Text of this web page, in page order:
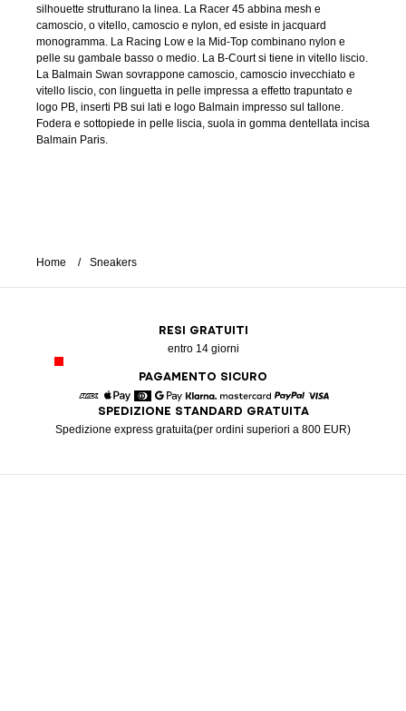
silhouette strutturano la linea. La Racer 45 abbina mesh e
camoscio, o vitello, camoscio e nylon, ed esiste in jacquard
monogramma. La Racing Low e la Mid-Top combinano nylon e
pelle su gambale basso o medio. La B-Court si tiene in vitello liscio.
La Balmain Swan sovrappone camoscio, camoscio invecchiato e
vitello liscio, con linguetta in pelle impressa a effetto trapuntato e
logo PB, inserti PB sui lati e logo Balmain impresso sul tallone.
Fodera e sottopiede in pelle liscia, suola in gomma dentellata incisa
Balmain Paris.
Home Sneakers
RESI GRATUITI
entro 14 giorni
PAGAMENTO SICURO
American Express
Apple Pay
DinersGoogle Pay
Klarna MastercardPaypal
SPEDIZIONE STANDARD GRATUITA
Spedizione express gratuita(per ordini superiori a 800 EUR)